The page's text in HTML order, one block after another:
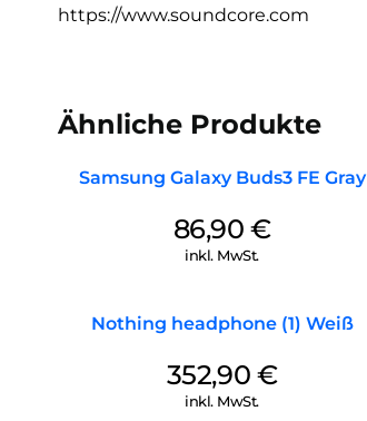
https://www.soundcore.com
Ähnliche Produkte
Samsung Galaxy Buds3 FE Gray
86,90 €
inkl. MwSt.
Nothing headphone (1) Weiß
352,90 €
inkl. MwSt.